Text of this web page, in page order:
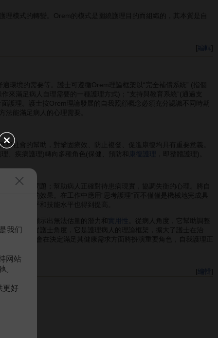
模式的轉變。Orem的模式是圍繞護理目的而組織的，其本質是自
[編輯
適環境的需要等。護士可遵循Orem理論框架以“完全補償系統” (指個
來滿足病人自理需要的一種護理方式)；“支持與教育系統”(通過支
護理。護士按Orem理論發展的自我照顧概念必須充分認識不同時期
法能滿足病人的心理需要。
和社會的幫助，對鞏固療效、防止複發、促進康復均具有重要意義。
、疾病護理)轉向多種角色(保健、預防和
康復護理 ，即整體護理)。
白的一些問題；幫助病人正確對待患病現實，協調失衡的心理。將自
到良好的效果。在工作中應用“思考護理”而不僅僅是機械地完成具
的業務水平和技能水平也得到提高。
護理均顯示出無法估量的潛力和 實用性
。從病人角度，它幫助調整
的心態。從護士角度，它是護理病人的理論框架，擴大了護士在治
家庭和社會在決定滿足其健康需求方面將扮演重要角色，自我護理正
[編輯
我们
网站
。
更好